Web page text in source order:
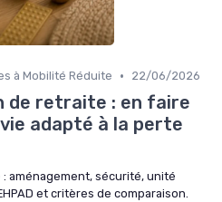
à Mobilité Réduite • 22/06/2026
de retraite : en faire
adapté à la perte
aménagement, sécurité, unité
et critères de comparaison.